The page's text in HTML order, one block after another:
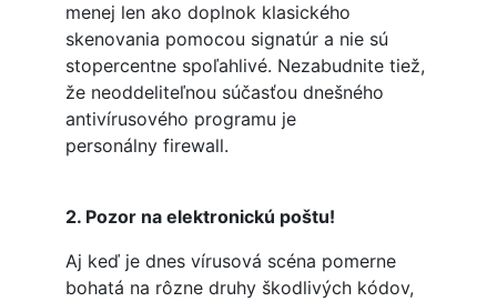
menej len ako doplnok klasického
skenovania pomocou signatúr a nie sú
stopercentne spoľahlivé. Nezabudnite tiež,
že neoddeliteľnou súčasťou dnešného
antivírusového programu je
personálny firewall.
2. Pozor na elektronickú poštu!
Aj keď je dnes vírusová scéna pomerne
bohatá na rôzne druhy škodlivých kódov,